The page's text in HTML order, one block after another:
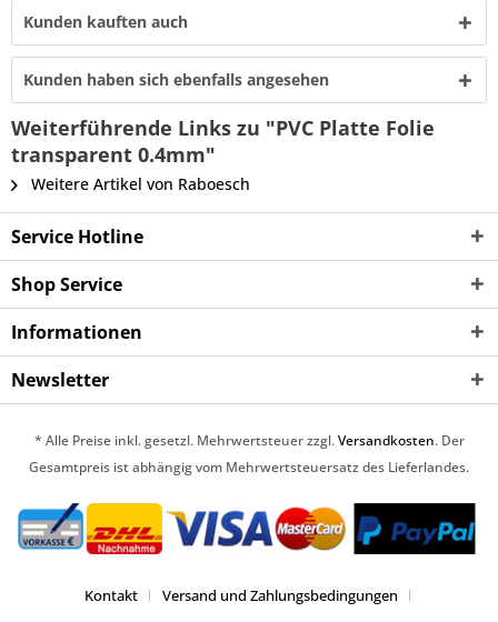
Kunden kauften auch
Kunden haben sich ebenfalls angesehen
Weiterführende Links zu "PVC Platte Folie
transparent 0.4mm"
Weitere Artikel von Raboesch
Service Hotline
Shop Service
Informationen
Newsletter
* Alle Preise inkl. gesetzl. Mehrwertsteuer zzgl.Versandkosten. Der
Gesamtpreis ist abhängig vom Mehrwertsteuersatz des Lieferlandes.
Kontakt Versand und Zahlungsbedingungen